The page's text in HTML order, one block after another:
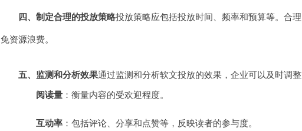
四、制定合理的投放策略投放策略应包括投放时间、频率和预算等。合
免资源浪费。
五、监测和分析效果通过监测和分析软文投放的效果，企业可以及时调
阅读量：衡量内容的受欢迎程度。
互动率：包括评论、分享和点赞等，反映读者的参与度。